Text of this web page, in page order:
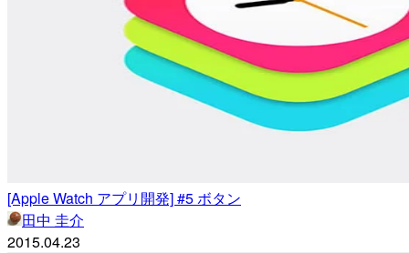
[Apple Watch アプリ開発] #5 ボタン
田中 圭介
2015.04.23